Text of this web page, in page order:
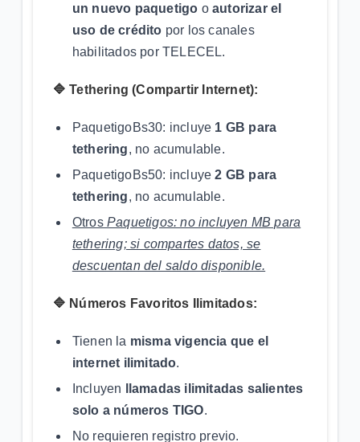
un nuevo paquetigo oautorizar el
uso de crédito por los canales
habilitados por TELECEL.
🔷 Tethering (Compartir Internet):
PaquetigoBs30: incluye 1 GB para
tethering, no acumulable.
PaquetigoBs50: incluye2 GB para
tethering, no acumulable.
Otros Paquetigos: no incluyen MB para
tethering; si compartes datos, se
descuentan del saldo disponible.
🔷 Números Favoritos Ilimitados:
Tienen la misma vigencia que el
internet ilimitado.
Incluyen
llamadas ilimitadas salientes
solo a números TIGO.
No requieren registro previo.